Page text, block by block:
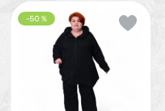
-50 %